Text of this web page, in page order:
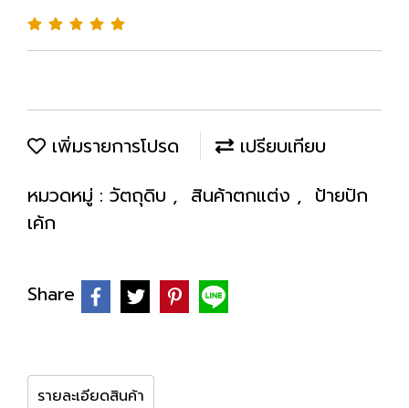
เพิ่มรายการโปรด
เปรียบเทียบ
หมวดหมู่ : วัตถุดิบ , สินค้าตกแต่ง , ป้ายปัก
เค้ก
Share
รายละเอียดสินค้า